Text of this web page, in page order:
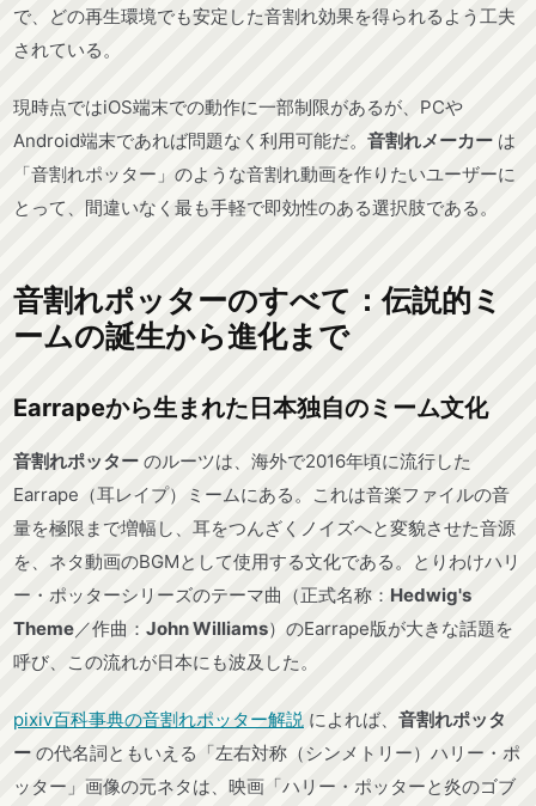
で、どの再生環境でも安定した音割れ効果を得られるよう工夫
されている。
現時点ではiOS端末での動作に一部制限があるが、PCや
Android端末であれば問題なく利用可能だ。 音割れメーカー は
「音割れポッター」のような音割れ動画を作りたいユーザーに
とって、間違いなく最も手軽で即効性のある選択肢である。
音割れポッターのすべて：伝説的ミ
ームの誕生から進化まで
Earrapeから生まれた日本独自のミーム文化
音割れポッター のルーツは、海外で2016年頃に流行した
Earrape（耳レイプ）ミームにある。これは音楽ファイルの音
量を極限まで増幅し、耳をつんざくノイズへと変貌させた音源
を、ネタ動画のBGMとして使用する文化である。とりわけハリ
ー・ポッターシリーズのテーマ曲（正式名称： Hedwig's
Theme／作曲： John Williams）のEarrape版が大きな話題を
呼び、この流れが日本にも波及した。
pixiv百科事典の音割れポッター解説 によれば、 音割れポッタ
ー の代名詞ともいえる「左右対称（シンメトリー）ハリー・ポ
ッター」画像の元ネタは、映画「ハリー・ポッターと炎のゴブ